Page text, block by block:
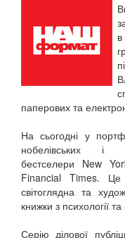
паперових та
На сьогодні у
нобелівських і
бестселери New
Financial Times. Це
світоглядна та
книжки з психології
Серію ділової